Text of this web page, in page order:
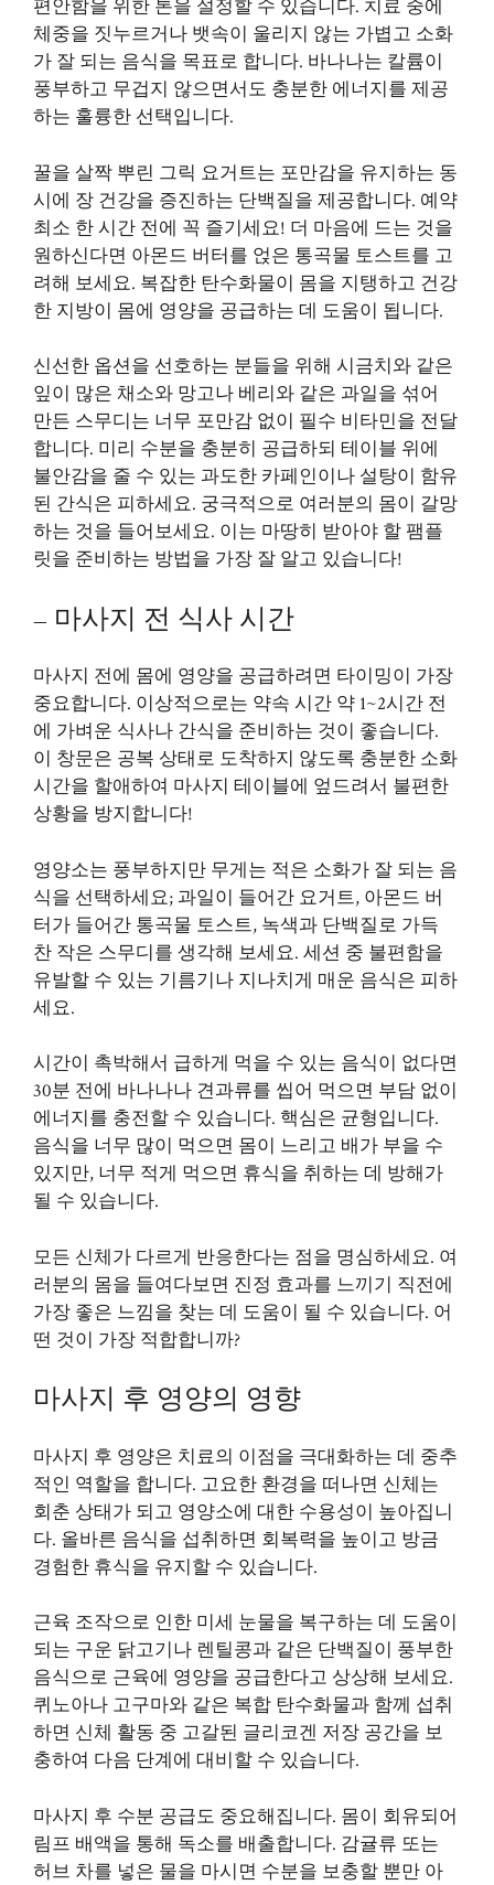
편안함을 위한 톤을 설정할 수 있습니다. 치료 중에
체중을 짓누르거나 뱃속이 울리지 않는 가볍고 소화
가 잘 되는 음식을 목표로 합니다. 바나나는 칼륨이
풍부하고 무겁지 않으면서도 충분한 에너지를 제공
하는 훌륭한 선택입니다.
꿀을 살짝 뿌린 그릭 요거트는 포만감을 유지하는 동
시에 장 건강을 증진하는 단백질을 제공합니다. 예약
최소 한 시간 전에 꼭 즐기세요! 더 마음에 드는 것을
원하신다면 아몬드 버터를 얹은 통곡물 토스트를 고
려해 보세요. 복잡한 탄수화물이 몸을 지탱하고 건강
한 지방이 몸에 영양을 공급하는 데 도움이 됩니다.
신선한 옵션을 선호하는 분들을 위해 시금치와 같은
잎이 많은 채소와 망고나 베리와 같은 과일을 섞어
만든 스무디는 너무 포만감 없이 필수 비타민을 전달
합니다. 미리 수분을 충분히 공급하되 테이블 위에
불안감을 줄 수 있는 과도한 카페인이나 설탕이 함유
된 간식은 피하세요. 궁극적으로 여러분의 몸이 갈망
하는 것을 들어보세요. 이는 마땅히 받아야 할 팸플
릿을 준비하는 방법을 가장 잘 알고 있습니다!
– 마사지 전 식사 시간
마사지 전에 몸에 영양을 공급하려면 타이밍이 가장
중요합니다. 이상적으로는 약속 시간 약 1~2시간 전
에 가벼운 식사나 간식을 준비하는 것이 좋습니다.
이 창문은 공복 상태로 도착하지 않도록 충분한 소화
시간을 할애하여 마사지 테이블에 엎드려서 불편한
상황을 방지합니다!
영양소는 풍부하지만 무게는 적은 소화가 잘 되는 음
식을 선택하세요; 과일이 들어간 요거트, 아몬드 버
터가 들어간 통곡물 토스트, 녹색과 단백질로 가득
찬 작은 스무디를 생각해 보세요. 세션 중 불편함을
유발할 수 있는 기름기나 지나치게 매운 음식은 피하
세요.
시간이 촉박해서 급하게 먹을 수 있는 음식이 없다면
30분 전에 바나나나 견과류를 씹어 먹으면 부담 없이
에너지를 충전할 수 있습니다. 핵심은 균형입니다.
음식을 너무 많이 먹으면 몸이 느리고 배가 부을 수
있지만, 너무 적게 먹으면 휴식을 취하는 데 방해가
될 수 있습니다.
모든 신체가 다르게 반응한다는 점을 명심하세요. 여
러분의 몸을 들여다보면 진정 효과를 느끼기 직전에
가장 좋은 느낌을 찾는 데 도움이 될 수 있습니다. 어
떤 것이 가장 적합합니까?
마사지 후 영양의 영향
마사지 후 영양은 치료의 이점을 극대화하는 데 중추
적인 역할을 합니다. 고요한 환경을 떠나면 신체는
회춘 상태가 되고 영양소에 대한 수용성이 높아집니
다. 올바른 음식을 섭취하면 회복력을 높이고 방금
경험한 휴식을 유지할 수 있습니다.
근육 조작으로 인한 미세 눈물을 복구하는 데 도움이
되는 구운 닭고기나 렌틸콩과 같은 단백질이 풍부한
음식으로 근육에 영양을 공급한다고 상상해 보세요.
퀴노아나 고구마와 같은 복합 탄수화물과 함께 섭취
하면 신체 활동 중 고갈된 글리코겐 저장 공간을 보
충하여 다음 단계에 대비할 수 있습니다.
마사지 후 수분 공급도 중요해집니다. 몸이 회유되어
림프 배액을 통해 독소를 배출합니다. 감귤류 또는
허브 차를 넣은 물을 마시면 수분을 보충할 뿐만 아